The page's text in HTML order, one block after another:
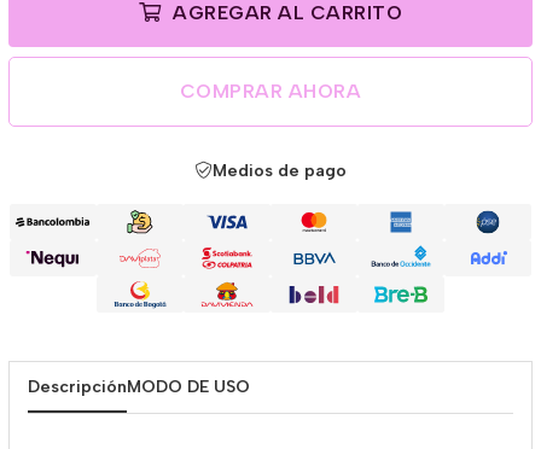
AGREGAR AL CARRITO
COMPRAR AHORA
Medios de pago
DescripciónMODO DE USO